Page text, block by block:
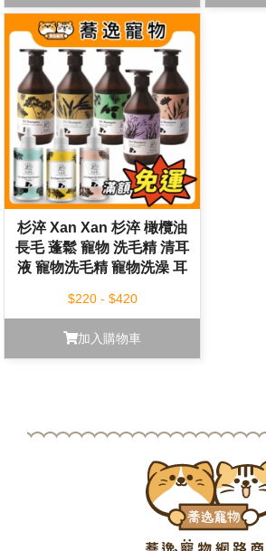
杉淬 Xan Xan 杉淬 橄欖油
長毛 蓬鬆 寵物 洗毛精 清耳
液 寵物洗毛精 寵物洗澡 耳
$220 - $420
加入購物車